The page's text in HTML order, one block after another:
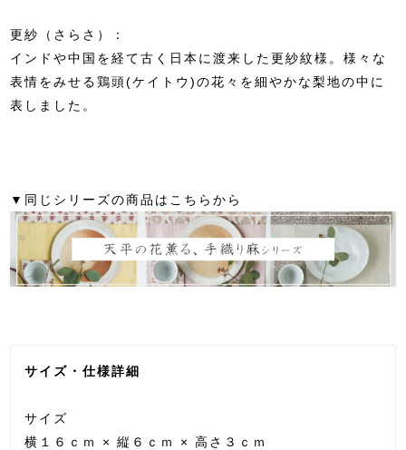
更紗（さらさ）：
インドや中国を経て古く日本に渡来した更紗紋様。様々な
表情をみせる鶏頭(ケイトウ)の花々を細やかな梨地の中に
表しました。
▼同じシリーズの商品はこちらから
サイズ・仕様詳細
サイズ
横１６ｃｍ × 縦６ｃｍ × 高さ３ｃｍ